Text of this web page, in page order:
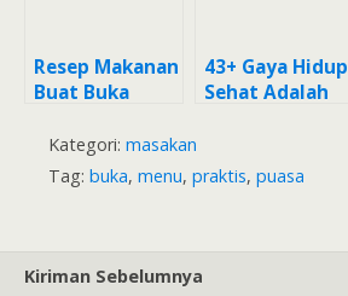
Resep Makanan
Buat Buka
43+ Gaya Hidup
Sehat Adalah
Kategori: masakan
Tag: buka, menu, praktis, puasa
Kiriman Sebelumnya